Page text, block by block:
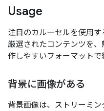
Usage
注目のカルーセルを使用
厳選されたコンテンツを
作しやすいフォーマットで
背景に画像がある
背景画像は、ストリーミ